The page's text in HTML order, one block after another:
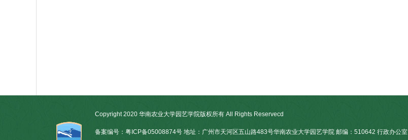
Copyright 2020 华南农业大学园艺学院版权所有 All Rights Reservecd
备案编号：粤ICP备05008874号 地址：广州市天河区五山路483号华南农业大学园艺学院 邮编：510642 行政办公室